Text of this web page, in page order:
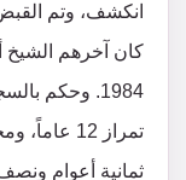
انكشف، وتم
كان آخرهم الشيخ
ثمانية أعوام